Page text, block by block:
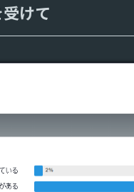
けて